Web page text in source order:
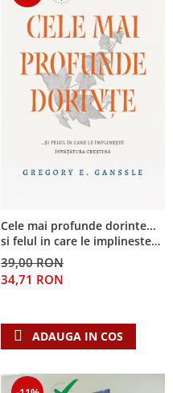
Cele mai profunde dorinte...
si felul in care le implineste
invatatura crestina
39,00 RON
34,71 RON
ADAUGA IN COS